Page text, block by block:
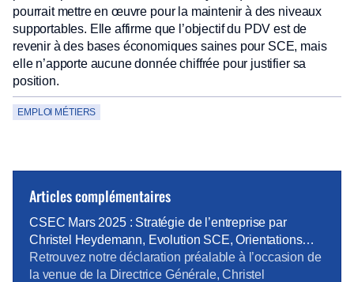
pourrait mettre en œuvre pour la maintenir à des niveaux
supportables. Elle affirme que l’objectif du PDV est de
revenir à des bases économiques saines pour SCE, mais
elle n’apporte aucune donnée chiffrée pour justifier sa
position.
EMPLOI MÉTIERS
Articles complémentaires
CSEC Mars 2025 : Stratégie de l’entreprise par
Christel Heydemann, Evolution SCE, Orientations
Orange Business
Retrouvez notre déclaration préalable à l’occasion de
la venue de la Directrice Générale, Christel